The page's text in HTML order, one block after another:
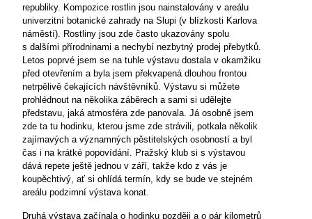
republiky. Kompozice rostlin jsou nainstalovány v areálu
univerzitní botanické zahrady na Slupi (v blízkosti Karlova
náměstí). Rostliny jsou zde často ukazovány spolu
s dalšími přírodninami a nechybí nezbytný prodej přebytků.
Letos poprvé jsem se na tuhle výstavu dostala v okamžiku
před otevřením a byla jsem překvapená dlouhou frontou
netrpělivě čekajících návštěvníků. Výstavu si můžete
prohlédnout na několika záběrech a sami si udělejte
představu, jaká atmosféra zde panovala. Já osobně jsem
zde ta tu hodinku, kterou jsme zde strávili, potkala několik
zajímavých a významných pěstitelských osobností a byl
čas i na krátké popovídání. Pražský klub si s výstavou
dává repete ještě jednou v září, takže kdo z vás je
koupěchtivý, ať si ohlídá termín, kdy se bude ve stejném
areálu podzimní výstava konat.
Druhá výstava začínala o hodinku později a o pár kilometrů